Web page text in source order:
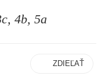
4b, 5a
ZDIEĽAŤ